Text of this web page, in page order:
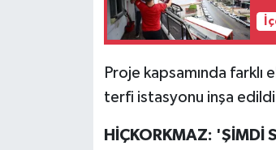
Proje kapsamında
terfi istasyonu inşa
HİÇKORKMAZ: 'ŞİMDİ